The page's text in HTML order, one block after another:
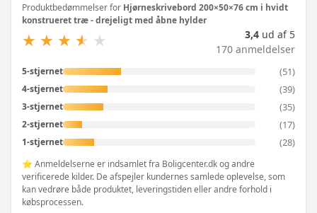
Produktbedømmelser for Hjørneskrivebord 200×50×76 cm i hvidt
konstrueret træ - drejeligt med åbne hylder
★
★ ★
★ ★
★ ★
★ ★
★ 3,4 ud af 5
170 anmeldelser
5-stjernet (51)
4-stjernet (39)
3-stjernet (35)
2-stjernet (17)
1-stjernet (28)
⭐ Anmeldelserne er indsamlet fra Boligcenter.dk og andre
verificerede kilder. De afspejler kundernes samlede oplevelse, som
kan vedrøre både produktet, leveringstiden eller andre forhold i
købsprocessen.